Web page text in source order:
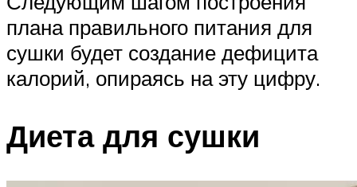
плана правильного питания для
сушки будет создание дефицита
калорий, опираясь на эту цифру.
Диета для сушки